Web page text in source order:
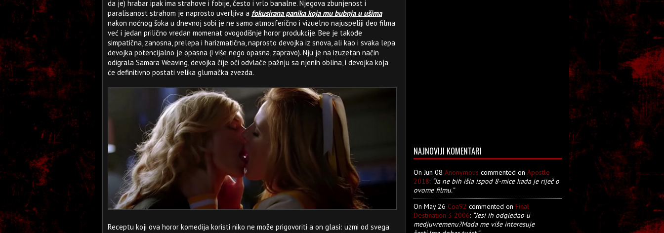
da je) hrabar ipak ima strahove i fobije, često i vrlo banalne. Njegova zbunjenost i
paralisanost strahom je naprosto uverljiva a fokusirana panika koja mu bubnja u ušima
nakon noćnog šoka u dnevnoj sobi je ne samo atmosferično i vizuelno najuspeliji deo filma
već i jedan prilično vredan momenat ovogodišnje horor produkcije. Bee je takođe
simpatična, zanosna, prelepa i harizmatična, naprosto devojka iz snova, ali kao i svaka lepa
devojka potencijalno je opasna (i više nego opasna, zapravo). Nju je na izuzetan način
odigrala Samara Weaving, devojka čije oči odvlače pažnju sa njenih oblina, i devojka koja
će definitivno postati velika glumačka zvezda.
Receptu koji ova horor komedija koristi niko ne može prigovoriti a on glasi: uzmi od svega
NAJNOVIJI KOMENTARI
On Jun 08 Anonymous commented on Apostle
2018: “Ja ne bih išla ispod 8-mice kada je riječ o
ovome filmu.”
On May 26 Coa92 commented on Final
Destination 3 2006: “Jesi ih odgledao u
medjuvremenu?Mada me više interesuje